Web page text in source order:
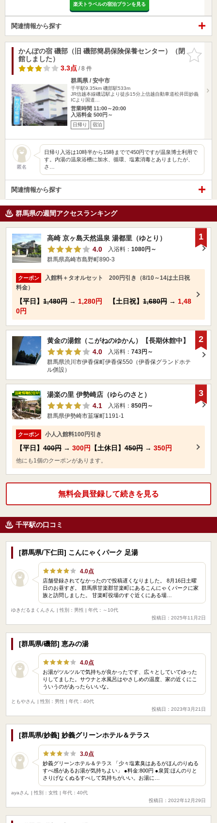
楽天トラベルの宿泊プランを見る
関連情報から探す
お気に入
りに追加
かんぽの宿 磯部（旧 磯部簡易保険保養センター）（閉
館しました）
3.3点/ 8 件
群馬県 / 安中市
千平駅9.35km 磯部駅533m
JR信越本線磯辺駅より徒歩15分上信越自動車道松井田妙義
ICより国道…
営業時間 11:00～20:00
入浴料金 500円～
日帰り 宿泊
匿名
日帰り入浴は10時半から15時までで450円ですが温泉博士利用で
す。内湯の温泉浴槽に加水、循環、塩素消毒とありましたが、
さ…
関連情報から探す
群馬県の週間アクセスランキング
高崎 京ヶ島天然温泉 湯都里（ゆとり）
4.0
入浴料： 1080円～
群馬県高崎市島野町890-3
クーポン
入館料＋タオルセット 200円引き（8/10～14は土日祝
料金）
【平日】 1,480円 → 1,280円 【土日祝】 1,680円 → 1,48
0円
1
黄金の湯館（こがねのゆかん）【長期休館中】
4.0
入浴料： 743円～
群馬県渋川市伊香保町伊香保550（伊香保グランドホテ
ル併設）
2
湯楽の里 伊勢崎店（ゆらのさと）
4.1
入浴料： 850円～
群馬県伊勢崎市韮塚町1191-1
クーポン 小人入館料100円引き
【平日】 400円 → 300円 【土休日】 450円 → 350円
他にも1個のクーポンがあります。
3
無料会員登録して続きを見る
千平駅の口コミ
[群馬県/下仁田] こんにゃくパーク 足湯
4.0点
店舗登録されてなかったので投稿遅くなりました。 8月16日土曜
日のお昼すぎ。 群馬県甘楽郡甘楽町にあるこんにゃくパークに家
族と訪問しました。 甘楽町役場のすぐ近くにある場…
ゆきだるまくんさん
| 性別：男性 | 年代：～10代
投稿日：2025年11月2日
[群馬県/磯部] 恵みの湯
4.0点
お湯がツルツルで気持ちが良かったです、広々としていてゆった
りしてました。サウナと水風呂はやさしめの温度、家の近くにこ
ういうのがあったらいいな。
ともやさん
| 性別：男性 | 年代：40代
投稿日：2023年3月21日
[群馬県/妙義] 妙義グリーンホテル＆テラス
3.0点
妙義グリーンホテル＆テラス 「少々塩素臭はあるがほんのりぬる
すべ感があるお湯が気持ちよい」 ●料金:800円 ●泉質:ほんのりと
さりげなくぬるすべして気持ちがいい。お湯に…
ayaさん
| 性別：女性 | 年代：40代
投稿日：2022年12月29日